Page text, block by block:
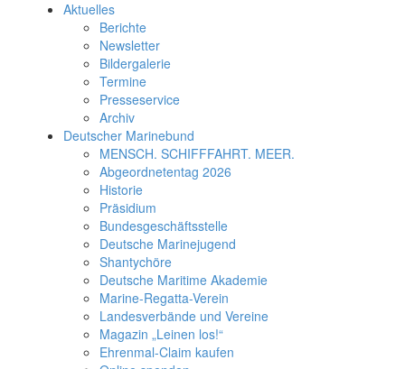
Aktuelles
Berichte
Newsletter
Bildergalerie
Termine
Presseservice
Archiv
Deutscher Marinebund
MENSCH. SCHIFFFAHRT. MEER.
Abgeordnetentag 2026
Historie
Präsidium
Bundesgeschäftsstelle
Deutsche Marinejugend
Shantychöre
Deutsche Maritime Akademie
Marine-Regatta-Verein
Landesverbände und Vereine
Magazin „Leinen los!“
Ehrenmal-Claim kaufen